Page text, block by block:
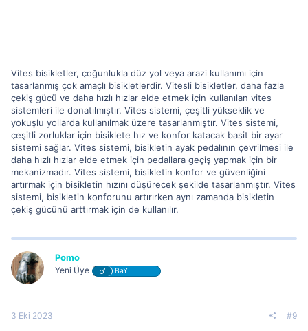
Vites bisikletler, çoğunlukla düz yol veya arazi kullanımı için
tasarlanmış çok amaçlı bisikletlerdir. Vitesli bisikletler, daha fazla
çekiş gücü ve daha hızlı hızlar elde etmek için kullanılan vites
sistemleri ile donatılmıştır. Vites sistemi, çeşitli yükseklik ve
yokuşlu yollarda kullanılmak üzere tasarlanmıştır. Vites sistemi,
çeşitli zorluklar için bisiklete hız ve konfor katacak basit bir ayar
sistemi sağlar. Vites sistemi, bisikletin ayak pedalının çevrilmesi ile
daha hızlı hızlar elde etmek için pedallara geçiş yapmak için bir
mekanizmadır. Vites sistemi, bisikletin konfor ve güvenliğini
artırmak için bisikletin hızını düşürecek şekilde tasarlanmıştır. Vites
sistemi, bisikletin konforunu artırırken aynı zamanda bisikletin
çekiş gücünü arttırmak için de kullanılır.
Pomo
Yeni Üye BaY
3 Eki 2023 #9